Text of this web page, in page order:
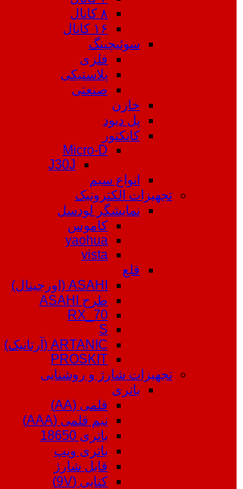
۸ کانال
۱۶ کانال
سوئیچینگ
فلزی
پلاستیکی
صنعتی
خازن
پل دیود
کانکتور
Micro-D
J30J
انواع سیم
تجهیزات الکترونیک
نمایشگر لودسل
کاموس
yaohua
vista
قلع
ASAHI (اورجینال)
طرح ASAHI
RX_70
S
ARTANIC (آرتانیک)
PROSKIT
تجهیزات شارژ و روشنایی
باتری
قلمی (AA)
نیم قلمی (AAA)
باتری 18650
باتری ویپ
قابل شارژ
کتابی (9V)